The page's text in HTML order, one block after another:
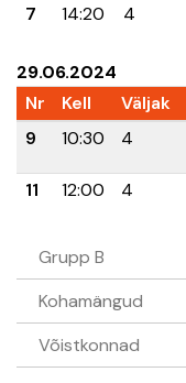
7 14:20 4
29.06.2024
Nr
Kell Väljak
9
10:30 4
11 12:00 4
Grupp B
Kohamängud
Võistkonnad